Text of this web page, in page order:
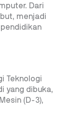
Dari
menjadi
Teknologi
yang dibuka,
(D-3),